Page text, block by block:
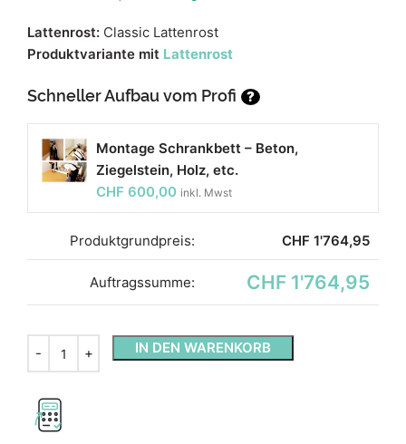
Lattenrost: Classic Lattenrost
Produktvariante mit Lattenrost
Schneller Aufbau vom Profi ?
Montage Schrankbett – Beton,
Ziegelstein, Holz, etc.
CHF 600,00 inkl. Mwst
Produktgrundpreis: CHF 1'764,95
Auftragssumme: CHF 1'764,95
IN DEN WARENKORB